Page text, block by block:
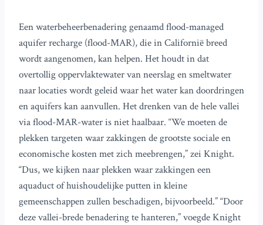
Een waterbeheerbenadering genaamd flood-managed
aquifer recharge (flood-MAR), die in Californië breed
wordt aangenomen, kan helpen. Het houdt in dat
overtollig oppervlaktewater van neerslag en smeltwater
naar locaties wordt geleid waar het water kan doordringen
en aquifers kan aanvullen. Het drenken van de hele vallei
via flood-MAR-water is niet haalbaar. “We moeten de
plekken targeten waar zakkingen de grootste sociale en
economische kosten met zich meebrengen,” zei Knight.
“Dus, we kijken naar plekken waar zakkingen een
aquaduct of huishoudelijke putten in kleine
gemeenschappen zullen beschadigen, bijvoorbeeld.” “Door
deze vallei-brede benadering te hanteren,” voegde Knight